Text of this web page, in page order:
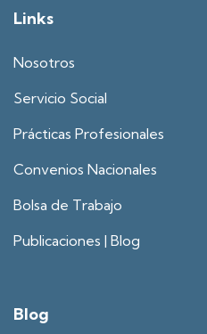
Links
Nosotros
Servicio Social
Prácticas Profesionales
Convenios Nacionales
Bolsa de Trabajo
Publicaciones | Blog
Blog